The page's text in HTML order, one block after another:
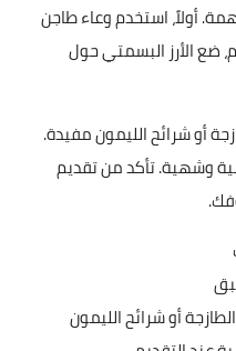
أولاً، استخدم وعاء طاجن
ضع الأرز البسمتي حول
أو شرائح الليمون مفيدة.
وشهية. تأكد من تقديم
أو شرائح الليمون